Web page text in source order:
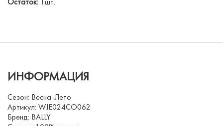
Остаток: 1шт.
ИНФОРМАЦИЯ
Сезон: Весна-Лето
Артикул: WJE024CO062
Бренд: BALLY